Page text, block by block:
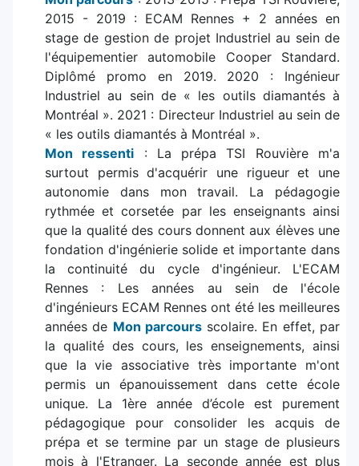
2015 - 2019 : ECAM Rennes + 2 années en
stage de gestion de projet Industriel au sein de
l'équipementier automobile Cooper Standard.
Diplômé promo en 2019. 2020 : Ingénieur
Industriel au sein de « les outils diamantés à
Montréal ». 2021 : Directeur Industriel au sein de
« les outils diamantés à Montréal ».
Mon ressenti : La prépa TSI Rouvière m'a
surtout permis d'acquérir une rigueur et une
autonomie dans mon travail. La pédagogie
rythmée et corsetée par les enseignants ainsi
que la qualité des cours donnent aux élèves une
fondation d'ingénierie solide et importante dans
la continuité du cycle d'ingénieur. L'ECAM
Rennes : Les années au sein de l'école
d'ingénieurs ECAM Rennes ont été les meilleures
années de Mon parcoursscolaire. En effet, par
la qualité des cours, les enseignements, ainsi
que la vie associative très importante m'ont
permis un épanouissement dans cette école
unique. La 1ère année d’école est purement
pédagogique pour consolider les acquis de
prépa et se termine par un stage de plusieurs
mois à l'Etranger. La seconde année est plus